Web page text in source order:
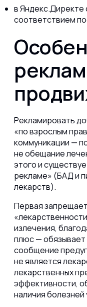
в Яндекс.Директе
соответствием
Рекламировать
«по взрослым
коммуникации —
не обещание
этого и
рекламе» (БАД и
лекарств).
Первая
излечения,
плюс —
сообщение
не является
лекарственных
эффективности,
наличия болезней